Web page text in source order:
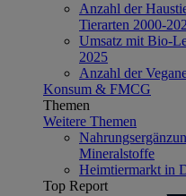
Anzahl der
Tierarten 2000-
Umsatz mit Bio-
2025
Anzahl der
Konsum & FMCG
Themen
Weitere Themen
Mineralstoffe
Heimtiermarkt in
Top Report